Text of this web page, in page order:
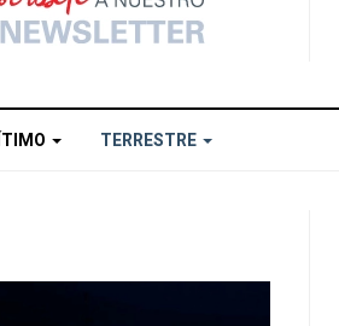
TERRESTRE